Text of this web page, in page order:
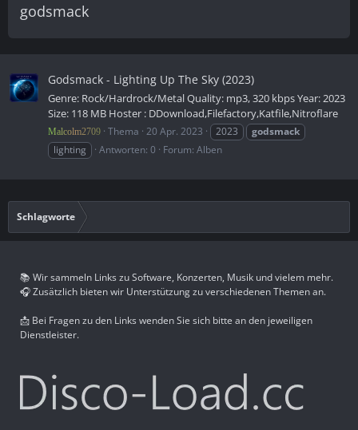
godsmack
Godsmack - Lighting Up The Sky (2023)
Genre: Rock/Hardrock/Metal Quality: mp3, 320 kbps Year: 2023
Size: 118 MB Hoster : DDownload,Filefactory,Katfile,Nitroflare
Malcolm2709 Thema 20 Apr. 2023 2023
godsmack
lighting
Antworten: 0 Forum: Alben
Schlagworte
📚 Wir sammeln Links zu Software, Konzerten, Musik und vielem mehr.
🎧 Zusätzlich bieten wir Unterstützung zu verschiedenen Themen an.
📩 Bei Fragen zu den Links wenden Sie sich bitte an den jeweiligen
Dienstleister.